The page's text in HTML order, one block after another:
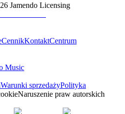
Jamendo Licensing
CennikKontaktCentrum
Music
Warunki sprzedażyPolityka
Naruszenie praw autorskich